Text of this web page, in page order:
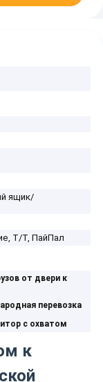
ящик/
Т/Т, ПайПал
от двери к
перевозка
с охватом
к